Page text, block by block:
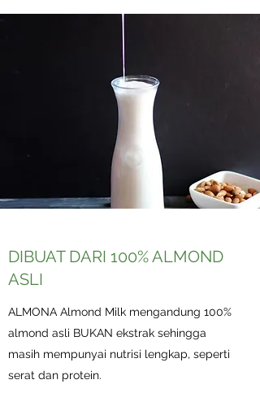
DIBUAT DARI 100% ALMOND
ASLI
ALMONA Almond Milk mengandung 100%
almond asli BUKAN ekstrak sehingga
masih mempunyai nutrisi lengkap, seperti
serat dan protein.